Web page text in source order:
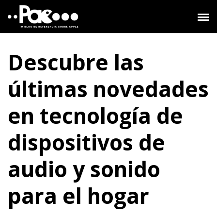
Saltar
contenido
Descubre las
últimas novedades
en tecnología de
dispositivos de
audio y sonido
para el hogar